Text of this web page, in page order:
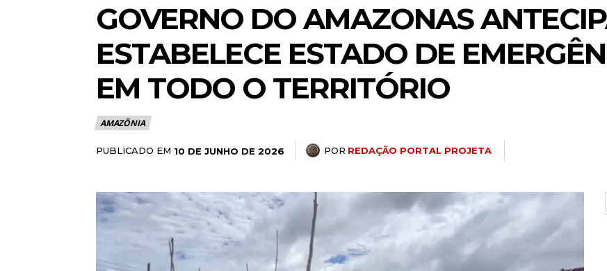
GOVERNO DO AMAZONAS
ESTABELECE ESTADO DE
EM TODO O TERRITÓRIO
AMAZÔNIA
PUBLICADO EM 10 DE JUNHO DE 2026 POR REDAÇÃO PORTAL PROJETA